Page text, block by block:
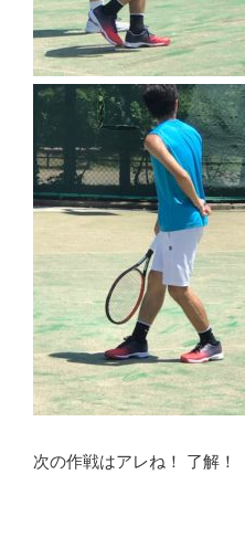
次の作戦はアレね！ 了